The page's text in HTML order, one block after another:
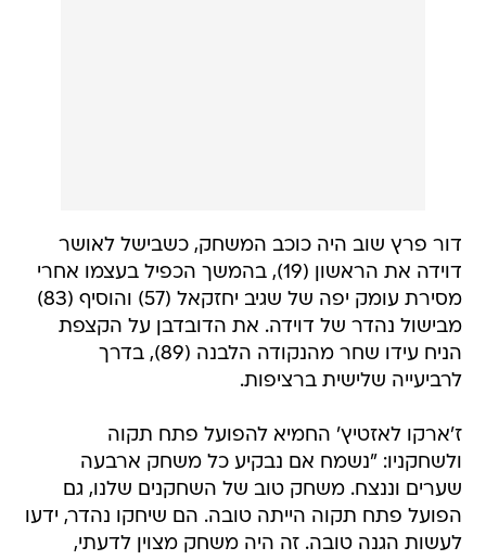
דור פרץ שוב היה כוכב המשחק, כשבישל לאושר
דוידה את הראשון (19), בהמשך הכפיל בעצמו אחרי
מסירת עומק יפה של שגיב יחזקאל (57) והוסיף (83)
מבישול נהדר של דוידה. את הדובדבן על הקצפת
הניח עידו שחר מהנקודה הלבנה (89), בדרך
לרביעייה שלישית ברציפות.
ז'ארקו לאזטיץ' החמיא להפועל פתח תקוה
ולשחקניו: "נשמח אם נבקיע כל משחק ארבעה
שערים וננצח. משחק טוב של השחקנים שלנו, גם
הפועל פתח תקוה הייתה טובה. הם שיחקו נהדר, ידעו
לעשות הגנה טובה. זה היה משחק מצוין לדעתי,